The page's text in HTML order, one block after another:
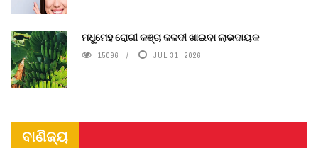
ମଧୁମେହ ରୋଗୀ କଞ୍ଚା କଳଦୀ ଖାଇବା ଲାଭଦାୟକ
15096 JUL 31, 2026
ବାଣିଜ୍ୟ